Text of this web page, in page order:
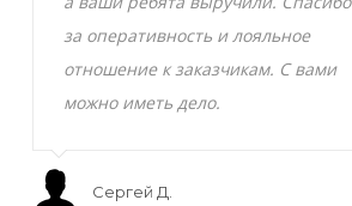
за оперативность и лояльное
отношение к заказчикам. С вами
можно иметь дело.
Сергей Д.